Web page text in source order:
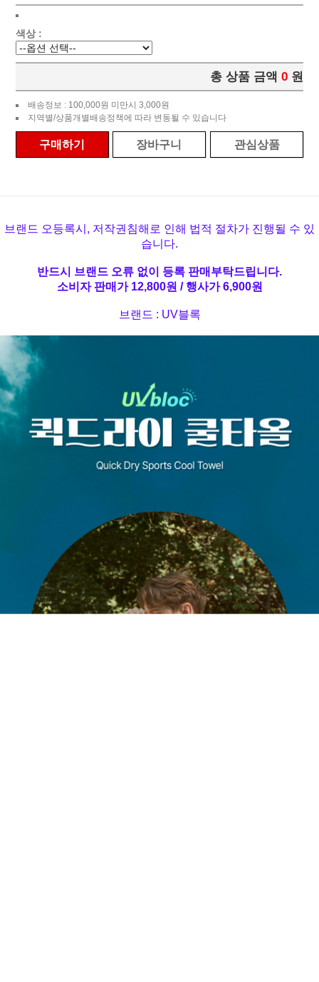
색상 :
총 상품 금액 0 원
배송정보 : 100,000원 미만시 3,000원
지역별/상품개별배송정책에 따라 변동될 수 있습니다
구매하기 장바구니 관심상품
브랜드 오등록시, 저작권침해로 인해 법적 절차가 진행될 수 있
습니다.
반드시 브랜드 오류 없이 등록 판매부탁드립니다.
소비자 판매가 12,800원 / 행사가 6,900원
브랜드 : UV블록